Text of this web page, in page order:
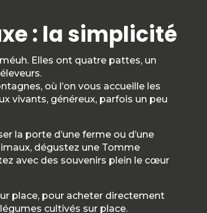
: la simplicité
Elles ont quatre pattes, un
où l’on vous accueille les
vivants, généreux, parfois un peu
la porte d’une ferme ou d’une
dégustez une Tomme
avec des souvenirs plein le cœur
place, pour acheter directement
cultivés sur place.